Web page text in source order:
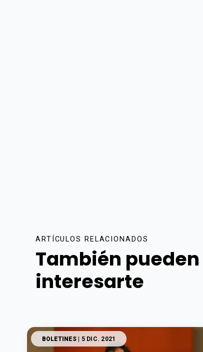
ARTÍCULOS RELACIONADOS
También pueden
interesarte
BOLETINES | 5 DIC. 2021